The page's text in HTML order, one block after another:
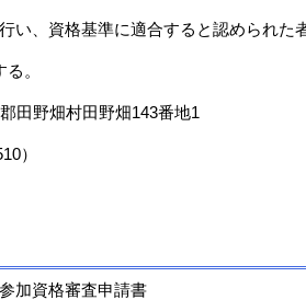
い、資格基準に適合すると認められた
。
田野畑村田野畑143番地1
）
加資格審査申請書